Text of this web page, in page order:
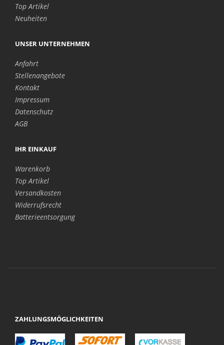
Top Artikel
Neuheiten
UNSER UNTERNEHMEN
Anfahrt
Stellenangebote
Kontakt
Impressum
Datenschutz
AGB
IHR EINKAUF
Warenkorb
Top Artikel
Versandkosten
Widerrufsrecht
Batterieentsorgung
ZAHLUNGSMÖGLICHKEITEN